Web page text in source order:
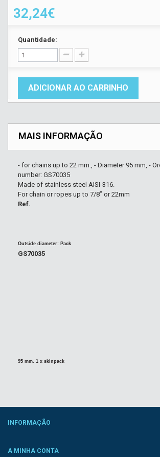
32,24€
Quantidade:
ADICIONAR AO CARRINHO
MAIS INFORMAÇÃO
- for chains up to 22 mm., - Diameter 95 mm, -
number: GS70035
Made of stainless steel AISI-316.
For chain or ropes up to 7/8’’ or 22mm
Ref.
Outside diameter: Pack
GS70035
95 mm. 1 x skinpack
INFORMAÇÃO
A MINHA CONTA